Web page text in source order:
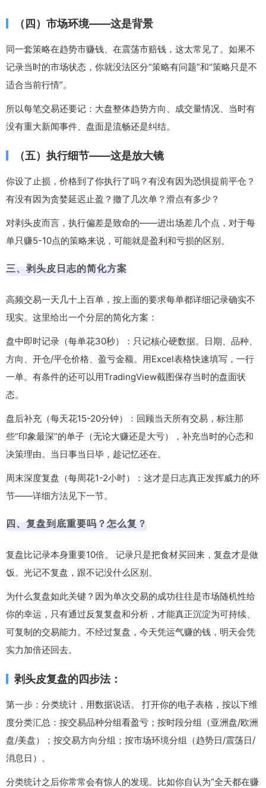
（四）市场环境——这是背景
同一套策略在趋势市赚钱、在震荡市赔钱，这太常见了。如果不
记录当时的市场状态，你就没法区分“策略有问题”和“策略只是不
适合当前行情”。
所以每笔交易还要记：大盘整体趋势方向、成交量情况、当时有
没有重大新闻事件、盘面是流畅还是纠结。
（五）执行细节——这是放大镜
你设了止损，价格到了你执行了吗？有没有因为恐惧提前平仓？
有没有因为贪婪延迟止盈？撤了几次单？滑点有多少？
对剥头皮而言，执行偏差是致命的——进出场差几个点，对于每
单只赚5-10点的策略来说，可能就是盈利和亏损的区别。
三、剥头皮日志的简化方案
高频交易一天几十上百单，按上面的要求每单都详细记录确实不
现实。这里给出一个分层的简化方案：
盘中即时记录（每单花30秒）：只记核心硬数据。日期、品种、
方向、开仓/平仓价格、盈亏金额。用Excel表格快速填写，一行
一单。有条件的还可以用TradingView截图保存当时的盘面状
态。
盘后补充（每天花15-20分钟）：回顾当天所有交易，标注那
些“印象最深”的单子（无论大赚还是大亏），补充当时的心态和
决策理由。当日事当日毕，趁记忆还在。
周末深度复盘（每周花1-2小时）：这才是日志真正发挥威力的环
节——详细方法见下一节。
四、复盘到底重要吗？怎么复？
复盘比记录本身重要10倍。 记录只是把食材买回来，复盘才是做
饭。光记不复盘，跟不记没什么区别。
为什么复盘如此关键？因为单次交易的成功往往是市场随机性给
你的幸运，只有通过反复复盘和分析，才能真正沉淀为可持续、
可复制的交易能力。不经过复盘，今天凭运气赚的钱，明天会凭
实力加倍还回去。
剥头皮复盘的四步法：
第一步：分类统计，用数据说话。 打开你的电子表格，按以下维
度分类汇总：按交易品种分组看盈亏；按时段分组（亚洲盘/欧洲
盘/美盘）；按交易方向分组；按市场环境分组（趋势日/震荡日/
消息日）。
分类统计之后你常常会有惊人的发现。比如你自认为“全天都在赚